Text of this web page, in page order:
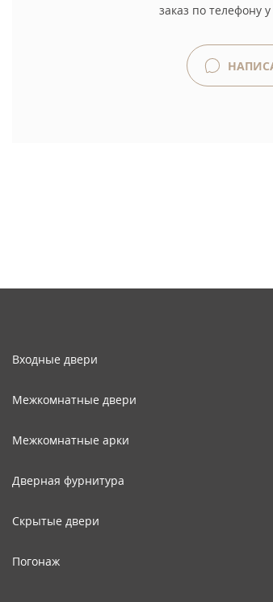
заказ по телефону
Входные двери
Межкомнатные двери
Межкомнатные арки
Дверная фурнитура
Скрытые двери
Погонаж